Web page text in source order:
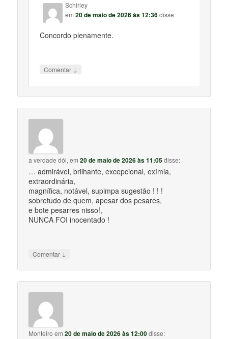
Schirley
em20 de maio de 2026 às 12:36disse:
Concordo plenamente.
Comentar ↓
a verdade dói, em20 de maio de 2026 às 11:05disse:
… admirável, brilhante, excepcional, exímia,
extraordinária,
magnífica, notável, supimpa sugestão ! ! !
sobretudo de quem, apesar dos pesares,
e bote pesarres nisso!,
NUNCA FOI inocentado !
Comentar ↓
Monteiro em20 de maio de 2026 às 12:00disse: